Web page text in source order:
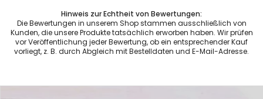
Hinweis zur Echtheit von Bewertungen:
Die Bewertungen in unserem Shop stammen ausschließlich von
Kunden, die unsere Produkte tatsächlich erworben haben. Wir prüfen
vor Veröffentlichung jeder Bewertung, ob ein entsprechender Kauf
vorliegt, z. B. durch Abgleich mit Bestelldaten und E-Mail-Adresse.